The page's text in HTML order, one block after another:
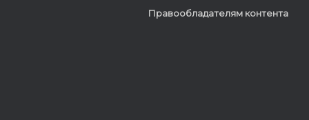
Правообладателям контента